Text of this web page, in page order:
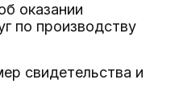
оказании
по производству
свидетельства и